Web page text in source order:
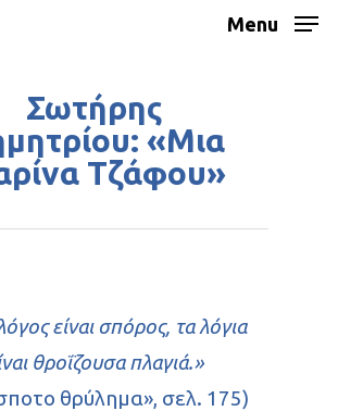
Menu
Σωτήρης
«Μια
Τζάφου»
είναι σπόρος, τα λόγια
θροΐζουσα πλαγιά.»
θρύλημα», σελ. 175)